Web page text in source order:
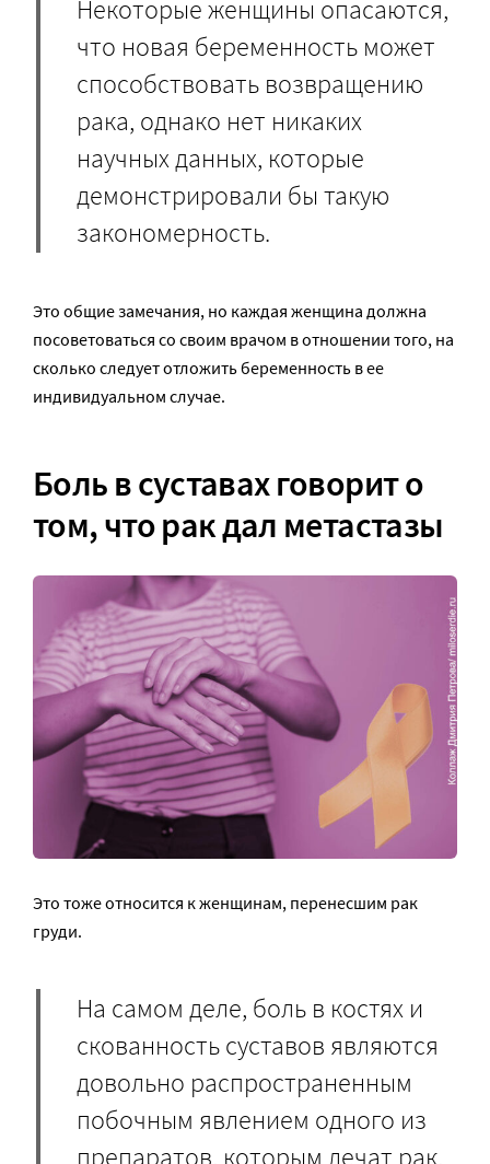
Некоторые женщины опасаются,
что новая беременность может
способствовать возвращению
рака, однако нет никаких
научных данных, которые
демонстрировали бы такую
закономерность.
Это общие замечания, но каждая женщина должна
посоветоваться со своим врачом в отношении того, на
сколько следует отложить беременность в ее
индивидуальном случае.
Боль в суставах говорит о
том, что рак дал метастазы
Это тоже относится к женщинам, перенесшим рак
груди.
На самом деле, боль в костях и
скованность суставов являются
довольно распространенным
побочным явлением одного из
препаратов, которым лечат рак,